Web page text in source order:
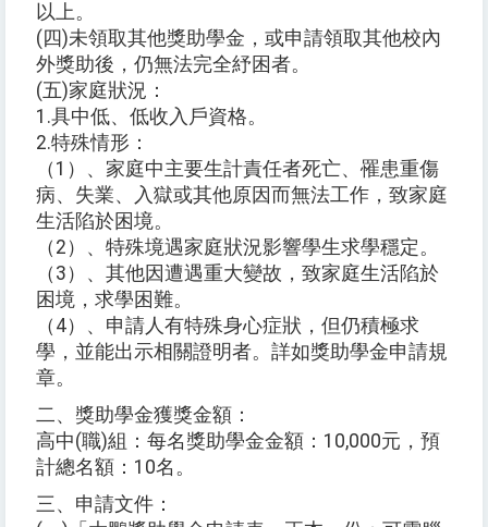
以上。
(四)未領取其他獎助學金，或申請領取其他校內
外獎助後，仍無法完全紓困者。
(五)家庭狀況：
1.具中低、低收入戶資格。
2.特殊情形：
（1）、家庭中主要生計責任者死亡、罹患重傷
病、失業、入獄或其他原因而無法工作，致家庭
生活陷於困境。
（2）、特殊境遇家庭狀況影響學生求學穩定。
（3）、其他因遭遇重大變故，致家庭生活陷於
困境，求學困難。
（4）、申請人有特殊身心症狀，但仍積極求
學，並能出示相關證明者。詳如獎助學金申請規
章。
二、獎助學金獲獎金額：
高中(職)組：每名獎助學金金額：10,000元，預
計總名額：10名。
三、申請文件：